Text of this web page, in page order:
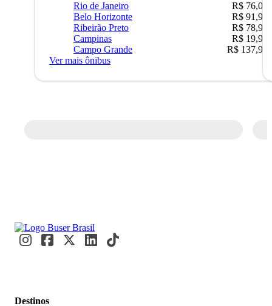
Rio de Janeiro
R$ 76,09
Belo Horizonte
R$ 91,90
Ribeirão Preto
R$ 78,90
Campinas
R$ 19,90
Campo Grande
R$ 137,90
Ver mais ônibus
Destinos